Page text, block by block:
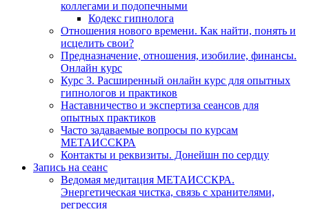
коллегами и подопечными
Кодекс гипнолога
Отношения нового времени. Как найти, понять и
исцелить свои?
Предназначение, отношения, изобилие, финансы.
Онлайн курс
Курс 3. Расширенный онлайн курс для опытных
гипнологов и практиков
Наставничество и экспертиза сеансов для
опытных практиков
Часто задаваемые вопросы по курсам
МЕТАИССКРА
Контакты и реквизиты. Донейшн по сердцу
Запись на сеанс
Ведомая медитация МЕТАИССКРА.
Энергетическая чистка, связь с хранителями,
регрессия